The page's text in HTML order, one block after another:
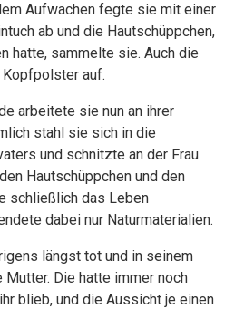
Aufwachen fegte sie mit einer
ab und die Hautschüppchen,
hatte, sammelte sie. Auch die
auf.
arbeitete sie nun an ihrer
stahl sie sich in die
und schnitzte an der Frau
Hautschüppchen und den
schließlich das Leben
dabei nur Naturmaterialien.
längst tot und in seinem
Die hatte immer noch
blieb, und die Aussicht je einen